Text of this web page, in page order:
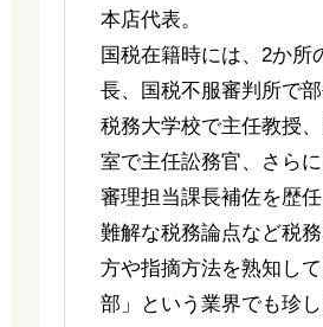
本店代表。
国税在籍時には、2か所
長、国税不服審判所で部
税務大学校で主任教授
室で主任訟務官、さら
審理担当課長補佐を歴任
難解な税務論点など税
方や指摘方法を熟知し
部」という業界でも珍